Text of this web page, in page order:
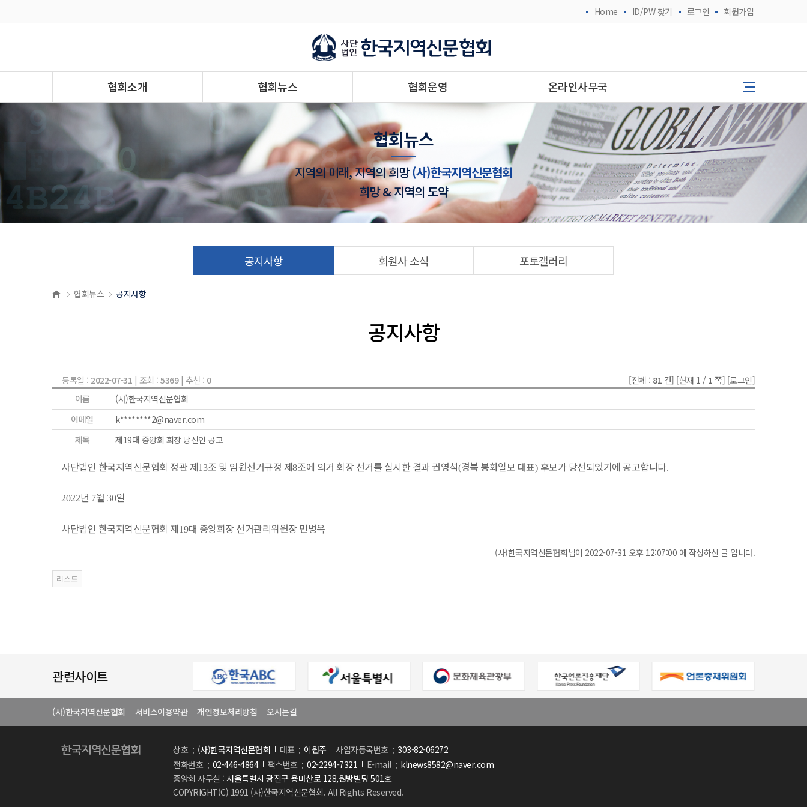
Home ID/PW 찾기 로그인 회원가입
협회소개 협회뉴스 협회운영 온라인사무국
협회뉴스
지역의 미래, 지역의 희망(사)한국지역신문협회
희망 & 지역의 도약
공지사항 회원사 소식 포토갤러리
협회뉴스 공지사항
공지사항
등록일 : 2022-07-31 | 조회 : 5369| 추천 : 0 [전체 : 81 건] [현재 1 / 1 쪽] [로그인]
이름
(사)한국지역신문협회
이메일
k********2@naver.com
제목
제19대 중앙회 회장 당선인 공고
사단법인 한국지역신문협회 정관 제13조 및 임원선거규정 제8조에 의거 회장 선거를 실시한 결과 권영석(경북 봉화일보 대표) 후보가 당선되었기에 공고합니다.
2022년 7월 30일
사단법인 한국지역신문협회 제19대 중앙회장 선거관리위원장 민병옥
(사)한국지역신문협회님이 2022-07-31 오후 12:07:00 에 작성하신 글 입니다.
관련사이트
(사)한국지역신문협회 서비스이용약관 개인정보처리방침 오시는길
상호 (사)한국지역신문협회 대표 이원주 사업자등록번호
303-82-06272
전화번호
02-446-4864 팩스번호 02-2294-7321 E-mail
klnews8582@naver.com
중앙회 사무실 : 서울특별시 광진구 용마산로 128,원방빌딩 501호
COPYRIGHT(C) 1991 (사)한국지역신문협회. All Rights Reserved.